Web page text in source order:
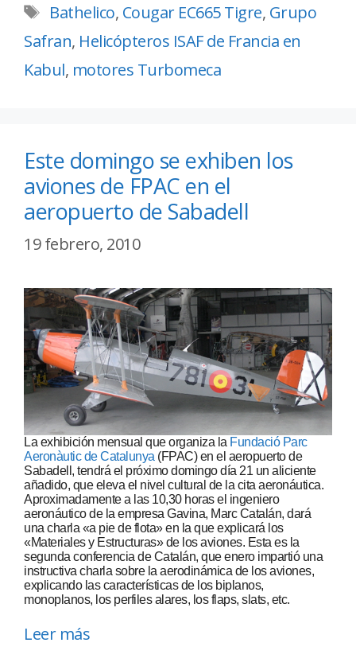
Bathelico, Cougar EC665 Tigre, Grupo
Safran, Helicópteros ISAF de Francia en
Kabul, motores Turbomeca
Este domingo se exhiben los
aviones de FPAC en el
aeropuerto de Sabadell
19 febrero, 2010
La exhibición mensual que organiza la Fundació Parc
Aeronàutic de Catalunya (FPAC) en el aeropuerto de
Sabadell, tendrá el próximo domingo día 21 un aliciente
añadido, que eleva el nivel cultural de la cita aeronáutica.
Aproximadamente a las 10,30 horas el ingeniero
aeronáutico de la empresa Gavina, Marc Catalán, dará
una charla «a pie de flota» en la que explicará los
«Materiales y Estructuras» de los aviones. Esta es la
segunda conferencia de Catalán, que enero impartió una
instructiva charla sobre la aerodinámica de los aviones,
explicando las características de los biplanos,
monoplanos, los perfiles alares, los flaps, slats, etc.
Leer más